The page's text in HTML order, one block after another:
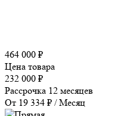
464 000 ₽
Цена товара
232 000 ₽
Рассрочка 12 месяцев
От 19 334 ₽ / Месяц